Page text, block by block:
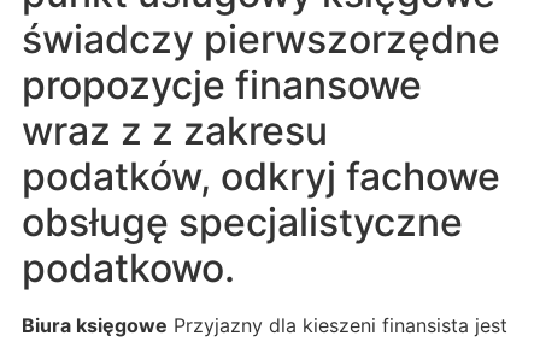
świadczy pierwszorzędne
propozycje finansowe
wraz z z zakresu
podatków, odkryj fachowe
obsługę specjalistyczne
podatkowo.
Biura księgowe Przyjazny dla kieszeni finansista jest